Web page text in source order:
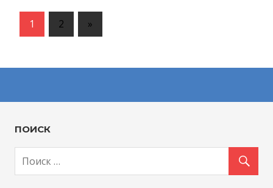
1 2
Следующие
записи
»
ПОИСК